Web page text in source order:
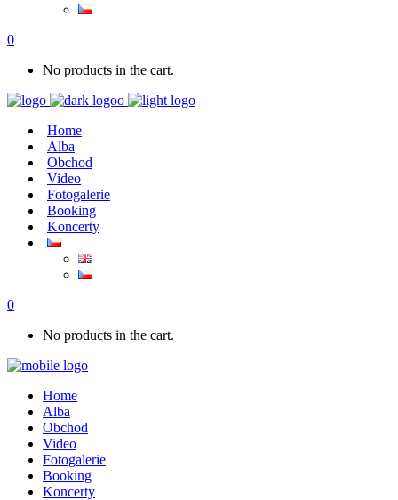
0
No products in the cart.
Home
Alba
Obchod
Video
Fotogalerie
Booking
Koncerty
0
No products in the cart.
Home
Alba
Obchod
Video
Fotogalerie
Booking
Koncerty